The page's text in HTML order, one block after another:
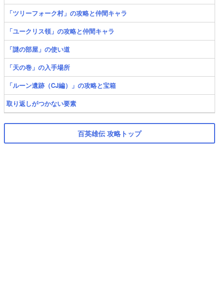
「ツリーフォーク村」の攻略と仲間キャラ
「ユークリス領」の攻略と仲間キャラ
「謎の部屋」の使い道
「天の巻」の入手場所
「ルーン遺跡（CJ編）」の攻略と宝箱
取り返しがつかない要素
百英雄伝 攻略トップ